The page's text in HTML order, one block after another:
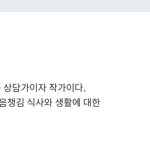
담가이자 작가이다.
챙김 식사와 생활에 대한